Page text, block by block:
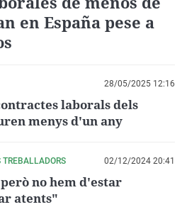
en España pese a
28/05/2025 12:16
laborals dels
menys d'un any
TREBALLADORS 02/12/2024 20:41
no hem d'estar
atents"